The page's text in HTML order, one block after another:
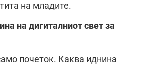
на младите.
на дигиталниот свет за
почеток. Каква иднина